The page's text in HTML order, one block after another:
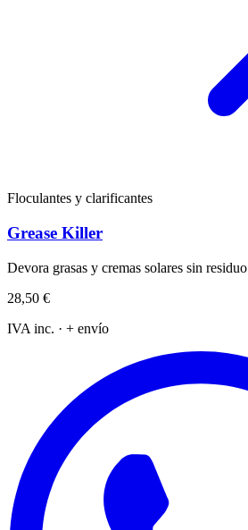
Floculantes y clarificantes
Grease Killer
Devora grasas y cremas solares sin residuo
28,50 €
IVA inc. · + envío